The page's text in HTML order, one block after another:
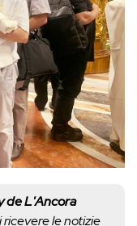
de L'Ancora
le notizie